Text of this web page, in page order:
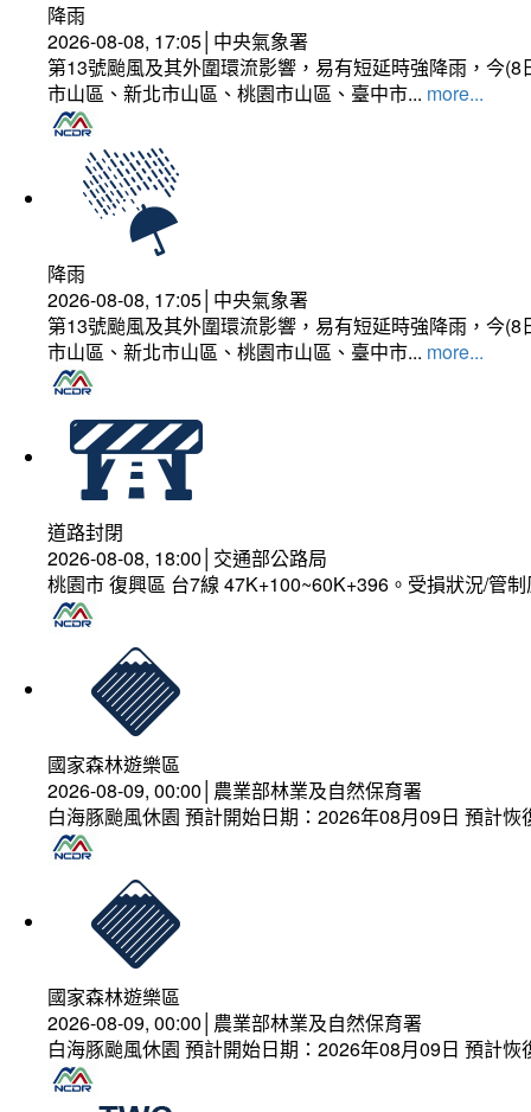
降雨
2026-08-08, 17:05│中央氣象署
第13號颱風及其外圍環流影響，易有短延時強降雨，今
市山區、新北市山區、桃園市山區、臺中市... more...
降雨
2026-08-08, 17:05│中央氣象署
第13號颱風及其外圍環流影響，易有短延時強降雨，今
市山區、新北市山區、桃園市山區、臺中市... more...
道路封閉
2026-08-08, 18:00│交通部公路局
桃園市 復興區 台7線 47K+100~60K+396。受損狀況/管
國家森林遊樂區
2026-08-09, 00:00│農業部林業及自然保育署
白海豚颱風休園 預計開始日期：2026年08月09日 預計
國家森林遊樂區
2026-08-09, 00:00│農業部林業及自然保育署
白海豚颱風休園 預計開始日期：2026年08月09日 預計